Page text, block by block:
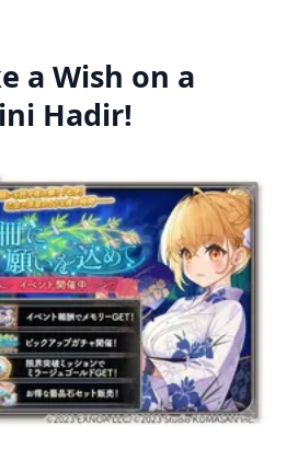
a Wish on a
Hadir!